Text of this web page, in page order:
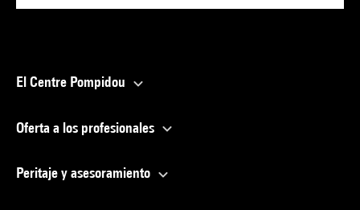
El Centre Pompidou
Oferta a los profesionales
Peritaje y asesoramiento